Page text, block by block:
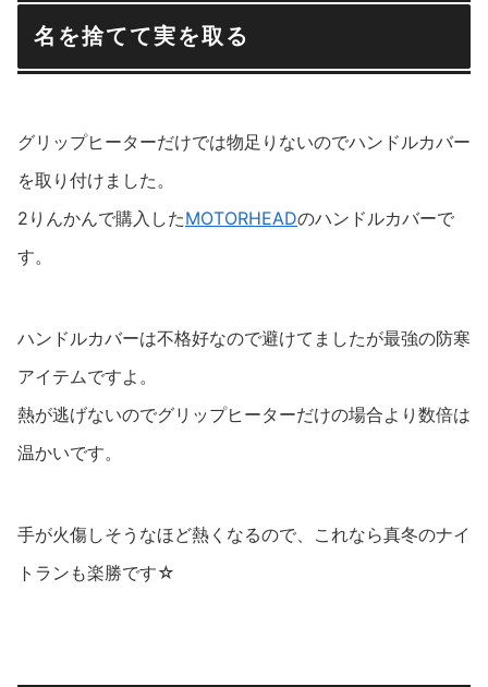
名を捨てて実を取る
グリップヒーターだけでは物足りないのでハンドルカバー
を取り付けました。
2りんかんで購入したMOTORHEADのハンドルカバーで
す。
ハンドルカバーは不格好なので避けてましたが最強の防寒
アイテムですよ。
熱が逃げないのでグリップヒーターだけの場合より数倍は
温かいです。
手が火傷しそうなほど熱くなるので、これなら真冬のナイ
トランも楽勝です☆